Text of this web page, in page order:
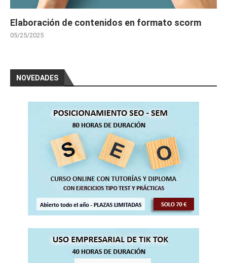
Elaboración de contenidos en formato scorm
05/25/2025
NOVEDADES